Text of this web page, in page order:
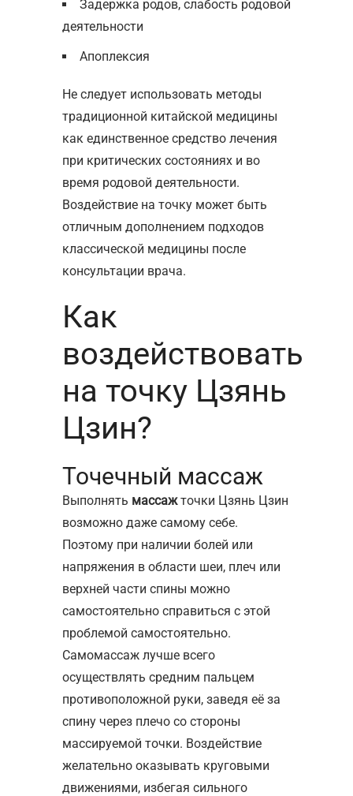
Задержка родов, слабость родовой
деятельности
Апоплексия
Не следует использовать методы
традиционной китайской медицины
как единственное средство лечения
при критических состояниях и во
время родовой деятельности.
Воздействие на точку может быть
отличным дополнением подходов
классической медицины после
консультации врача.
Как
воздействовать
на точку Цзянь
Цзин?
Точечный массаж
Выполнять массажточки Цзянь Цзин
возможно даже самому себе.
Поэтому при наличии болей или
напряжения в области шеи, плеч или
верхней части спины можно
самостоятельно справиться с этой
проблемой самостоятельно.
Самомассаж лучше всего
осуществлять средним пальцем
противоположной руки, заведя её за
спину через плечо со стороны
массируемой точки. Воздействие
желательно оказывать круговыми
движениями, избегая сильного